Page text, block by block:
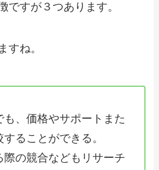
ですが３つあります。
すね。
も、価格やサポートまた
ることができる。
際の競合などもリサーチ